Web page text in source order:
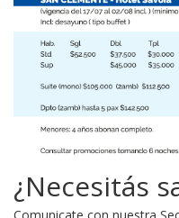
¿Necesitás